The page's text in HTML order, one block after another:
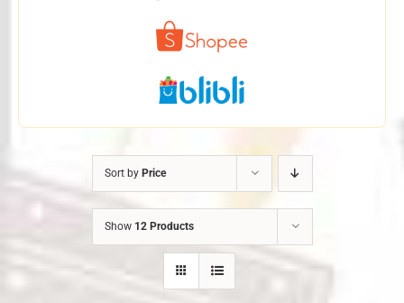
Sort by Price
Show 12 Products